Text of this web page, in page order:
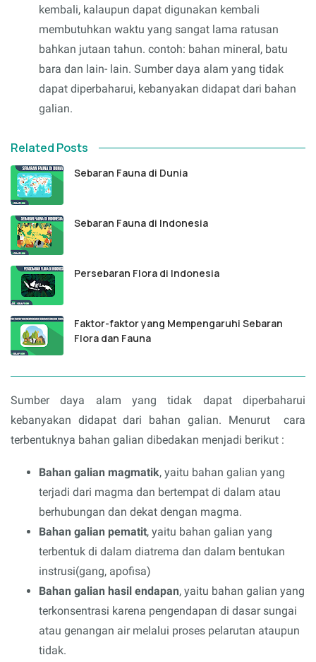
kembali, kalaupun dapat digunakan kembali
membutuhkan waktu yang sangat lama ratusan
bahkan jutaan tahun. contoh: bahan mineral, batu
bara dan lain- lain. Sumber daya alam yang tidak
dapat diperbaharui, kebanyakan didapat dari bahan
galian.
Related Posts
Sebaran Fauna di Dunia
Sebaran Fauna di Indonesia
Persebaran Flora di Indonesia
Faktor-faktor yang Mempengaruhi Sebaran
Flora dan Fauna
Sumber daya alam yang tidak dapat diperbaharui
kebanyakan didapat dari bahan galian. Menurut cara
terbentuknya bahan galian dibedakan menjadi berikut :
Bahan galian magmatik, yaitu bahan galian yang
terjadi dari magma dan bertempat di dalam atau
berhubungan dan dekat dengan magma.
Bahan galian pematit, yaitu bahan galian yang
terbentuk di dalam diatrema dan dalam bentukan
instrusi(gang, apofisa)
Bahan galian hasil endapan, yaitu bahan galian yang
terkonsentrasi karena pengendapan di dasar sungai
atau genangan air melalui proses pelarutan ataupun
tidak.